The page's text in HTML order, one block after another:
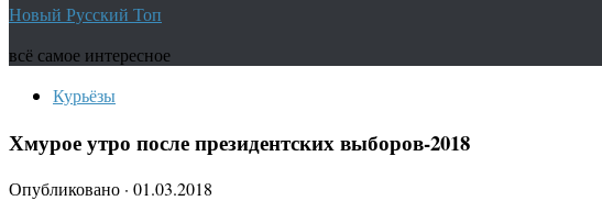
Новый Русский Топ
всё самое интересное
Курьёзы
Хмурое утро после президентских выборов-2018
Опубликовано · 01.03.2018